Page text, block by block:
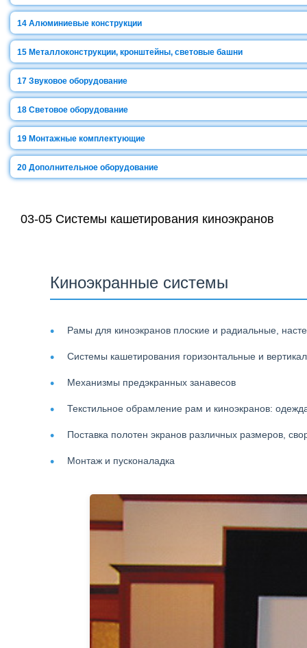
14 Алюминиевые конструкции
15 Металлоконструкции, кронштейны, световые башни
17 Звуковое оборудование
18 Световое оборудование
19 Монтажные комплектующие
20 Дополнительное оборудование
03-05 Системы кашетирования киноэкранов
Киноэкранные системы
Рамы для киноэкранов плоские и радиальные,
Системы кашетирования горизонтальные и
Механизмы предэкранных занавесов
Текстильное обрамление рам и киноэкранов:
Поставка полотен экранов различных размеров,
Монтаж и пусконаладка